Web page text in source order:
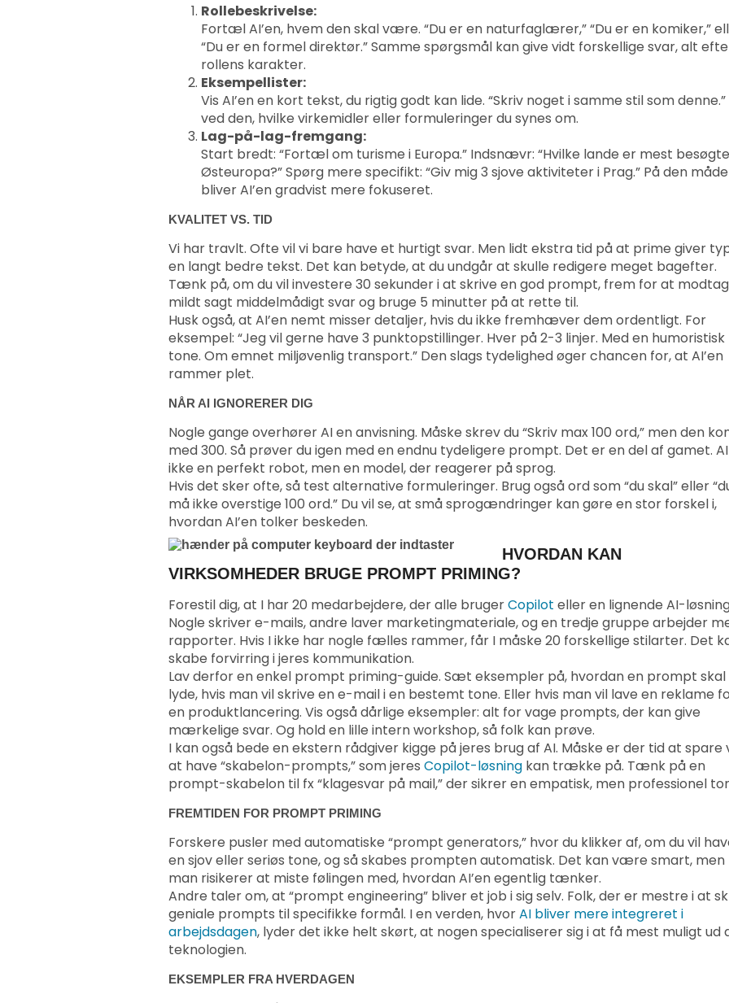
Rollebeskrivelse:
Fortæl AI’en, hvem den skal være. “Du er en naturfaglærer,” “Du er en komiker,”
“Du er en formel direktør.” Samme spørgsmål kan give vidt forskellige svar, alt
rollens karakter.
Eksempellister:
Vis AI’en en kort tekst, du rigtig godt kan lide. “Skriv noget i samme stil som denne.”
ved den, hvilke virkemidler eller formuleringer du synes om.
Lag-på-lag-fremgang:
Start bredt: “Fortæl om turisme i Europa.” Indsnævr: “Hvilke lande er mest
Østeuropa?” Spørg mere specifikt: “Giv mig 3 sjove aktiviteter i Prag.” På den måde
bliver AI’en gradvist mere fokuseret.
KVALITET VS. TID
Vi har travlt. Ofte vil vi bare have et hurtigt svar. Men lidt ekstra tid på at prime giver
en langt bedre tekst. Det kan betyde, at du undgår at skulle redigere meget bagefter.
Tænk på, om du vil investere 30 sekunder i at skrive en god prompt, frem for at
mildt sagt middelmådigt svar og bruge 5 minutter på at rette til.
Husk også, at AI’en nemt misser detaljer, hvis du ikke fremhæver dem ordentligt. For
eksempel: “Jeg vil gerne have 3 punktopstillinger. Hver på 2-3 linjer. Med en humoristisk
tone. Om emnet miljøvenlig transport.” Den slags tydelighed øger chancen for, at AI’en
rammer plet.
NÅR AI IGNORERER DIG
Nogle gange overhører AI en anvisning. Måske skrev du “Skriv max 100 ord,” men den
med 300. Så prøver du igen med en endnu tydeligere prompt. Det er en del af gamet.
ikke en perfekt robot, men en model, der reagerer på sprog.
Hvis det sker ofte, så test alternative formuleringer. Brug også ord som “du skal” eller
må ikke overstige 100 ord.” Du vil se, at små sprogændringer kan gøre en stor forskel i,
hvordan AI’en tolker beskeden.
HVORDAN KAN
VIRKSOMHEDER BRUGE PROMPT PRIMING?
Forestil dig, at I har 20 medarbejdere, der alle brugerCopilot eller en lignende AI-
Nogle skriver e-mails, andre laver marketingmateriale, og en tredje gruppe arbejder
rapporter. Hvis I ikke har nogle fælles rammer, får I måske 20 forskellige stilarter. Det
skabe forvirring i jeres kommunikation.
Lav derfor en enkel prompt priming-guide. Sæt eksempler på, hvordan en prompt skal
lyde, hvis man vil skrive en e-mail i en bestemt tone. Eller hvis man vil lave en reklame
en produktlancering. Vis også dårlige eksempler: alt for vage prompts, der kan give
mærkelige svar. Og hold en lille intern workshop, så folk kan prøve.
I kan også bede en ekstern rådgiver kigge på jeres brug af AI. Måske er der tid at spare
at have “skabelon-prompts,” som jeres Copilot-løsning kan trække på. Tænk på en
prompt-skabelon til fx “klagesvar på mail,” der sikrer en empatisk, men professionel
FREMTIDEN FOR PROMPT PRIMING
Forskere pusler med automatiske “prompt generators,” hvor du klikker af, om du vil
en sjov eller seriøs tone, og så skabes prompten automatisk. Det kan være smart, men
man risikerer at miste følingen med, hvordan AI’en egentlig tænker.
Andre taler om, at “prompt engineering” bliver et job i sig selv. Folk, der er mestre i at
geniale prompts til specifikke formål. I en verden, hvorAI bliver mere integreret i
arbejdsdagen, lyder det ikke helt skørt, at nogen specialiserer sig i at få mest muligt ud
teknologien.
EKSEMPLER FRA HVERDAGEN